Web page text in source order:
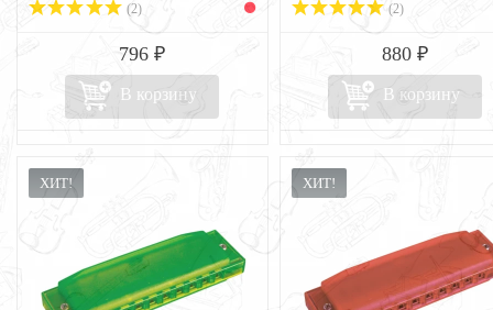
(2)
796 ₽
В корзину
(2)
880 ₽
В корзину
ХИТ! ХИТ!